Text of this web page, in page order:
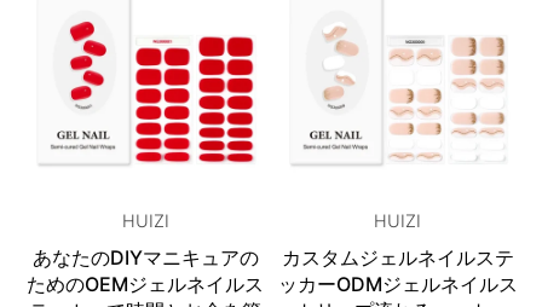
HUIZI
あなたのDIYマニキュアの
ためのOEMジェルネイルス
HUIZI
カスタムジェルネイルステ
ッカーODMジェルネイルス